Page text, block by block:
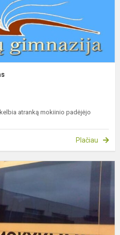
atranką mokiinio padėjėjo
Plačiau